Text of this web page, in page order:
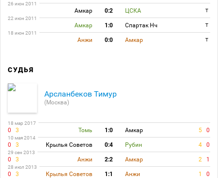
26 июн 2011
Амкар 0:2 ЦСКА
T
22 июн 2011
Амкар 1:0 Спартак Нч
T
18 июн 2011
Анжи 0:0 Амкар T
СУДЬЯ
Арсланбеков Тимур
(Москва)
18 мар 2017
0 3 Томь 1:0 Амкар 5 0
10 мая 2014
0 3 Крылья Советов 0:4 Рубин 4 0
29 сен 2013
0 3 Анжи 2:2 Амкар 2 1
28 июл 2013
0 3 Крылья Советов 1:1 Анжи 1 0